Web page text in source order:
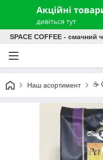
SPACE COFFEE - смачний
Наш асортимент ☕️